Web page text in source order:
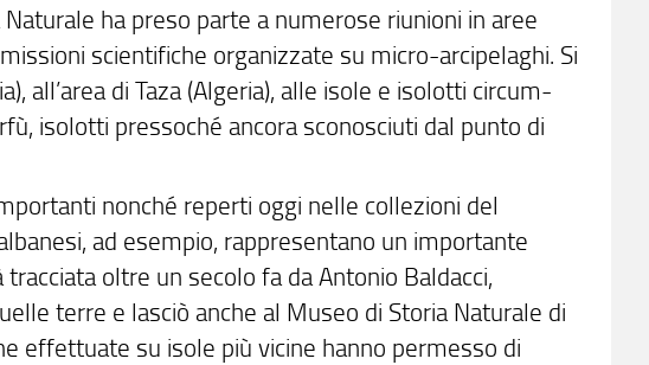
ha preso parte a numerose riunioni in aree
scientifiche organizzate su micro-arcipelaghi. Si
all’area di Taza (Algeria), alle isole e isolotti circum-
isolotti pressoché ancora sconosciuti dal punto di
nonché reperti oggi nelle collezioni del
ad esempio, rappresentano un importante
oltre un secolo fa da Antonio Baldacci,
terre e lasciò anche al Museo di Storia Naturale di
effettuate su isole più vicine hanno permesso di